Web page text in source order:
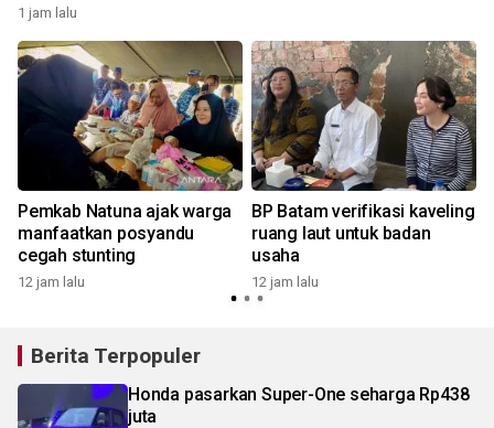
1 jam lalu
Pemkab Natuna ajak warga
manfaatkan posyandu
cegah stunting
12 jam lalu
BP Batam verifikasi kaveling
ruang laut untuk badan
usaha
12 jam lalu
Berita Terpopuler
Honda pasarkan Super-One seharga Rp438
juta